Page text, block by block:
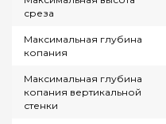
среза
Максимальная глубина
копания
Максимальная глубина
копания вертикальной
стенки